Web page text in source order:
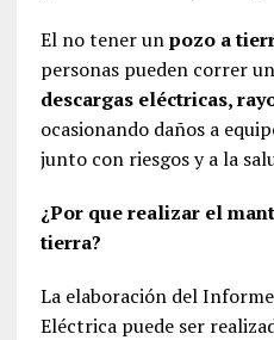
El no tener unpozo a
personas pueden correr
descargas eléctricas,
ocasionando daños a
junto con riesgos y a la
¿Por que realizar el
tierra?
La elaboración del
Eléctrica puede ser